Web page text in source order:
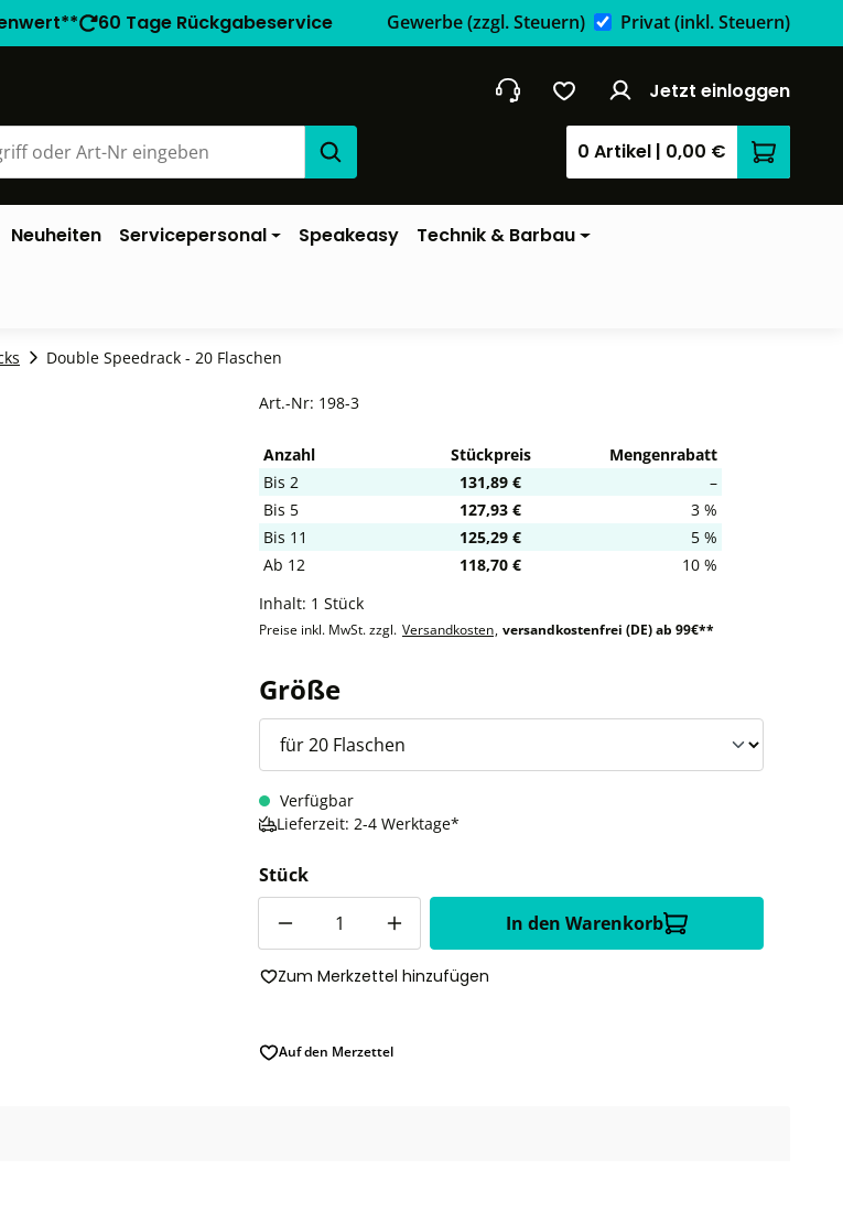
60 Tage Rückgabeservice Gewerbe(zzgl. Steuern) Privat(inkl. Steuern)
Jetzt einloggen
0 Artikel | 0,00 €
Neuheiten Servicepersonal Speakeasy Technik & Barbau
Double Speedrack - 20 Flaschen
Art.-Nr: 198-3
Anzahl Stückpreis
Mengenrabatt
Bis 2 131,89 €
–
Bis 5 127,93 €
3 %
Bis 11 125,29 €
5 %
Ab 12 118,70 €
10 %
Inhalt: 1 Stück
Preise inkl. MwSt. zzgl. Versandkosten, versandkostenfrei (DE) ab 99€**
Größeauswählen
Verfügbar
Lieferzeit: 2-4 Werktage*
Stück
In den Warenkorb
Zum Merkzettel hinzufügen
Auf den Merzettel